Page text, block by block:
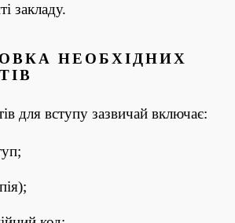
закладу.
НЕОБХІДНИХ
для вступу зазвичай включає: